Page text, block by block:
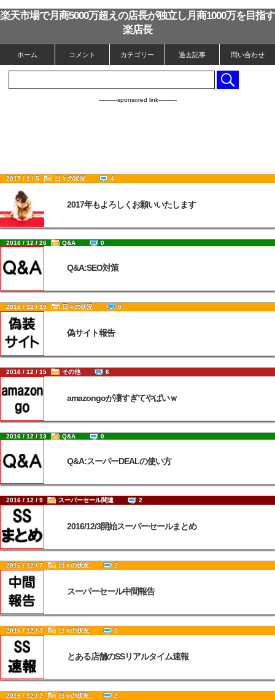
楽天市場で月商5000万超えの店長が独立し月商1000万を目指す
楽店長
ホーム コメント カテゴリー 過去記事 問い合わせ
----------sponsored link----------
2017 / 1 / 5 日々の状況 4
2017年もよろしくお願いいたします
2016 / 12 / 26 Q&A 0
Q&A:SEO対策
2016 / 12 / 19 日々の状況 0
偽サイト報告
2016 / 12 / 15 その他 6
amazongoが凄すぎてやばいｗ
2016 / 12 / 13 Q&A 0
Q&A:スーパーDEALの使い方
2016 / 12 / 9 スーパーセール関連 2
2016/12/3開始スーパーセールまとめ
2016 / 12 / 7 日々の状況 2
スーパーセール中間報告
2016 / 12 / 3 日々の状況 0
とある店舗のSSリアルタイム速報
2016 / 12 / 2 日々の状況 2